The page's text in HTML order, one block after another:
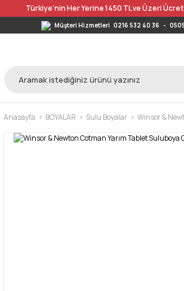
Türkiye’nin Her Yerine 1450 TL ve Üzeri
Müşteri Hizmetleri 0216 532 40 36 -
Anasayfa BOYALAR Sulu Boyalar Winsor &